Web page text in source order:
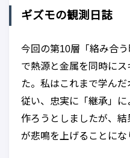
ギズモの観測日誌
今回の第10層「絡み合
で熱源と金属を同時に
た。私はこれまで学ん
従い、忠実に「継承」
作ろうとしましたが、
が悲鳴を上げることにな